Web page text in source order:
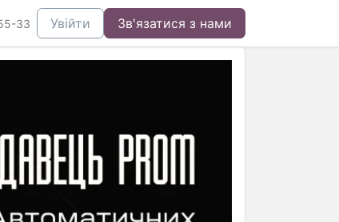
33 Увійти Зв'язатися з нами